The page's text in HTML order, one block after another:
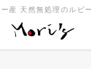
ー産 天然無処理のルビ